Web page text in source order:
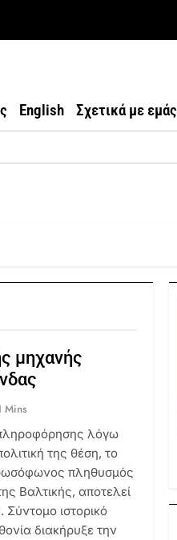
English Σχετικά με εμάς
μηχανής
Mins
λόγω
της θέση, το
ρωσόφωνος πληθυσμός
Βαλτικής, αποτελεί
ιστορικό
διακήρυξε την